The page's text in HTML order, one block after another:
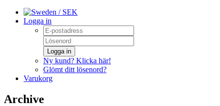
/ SEK
Logga in
Logga in
Ny kund? Klicka här!
Glömt ditt lösenord?
Varukorg
Archive